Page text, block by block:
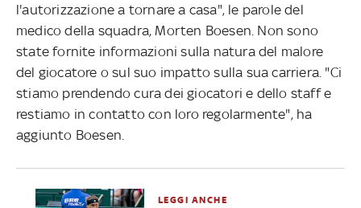
l'autorizzazione a tornare a casa", le parole del
medico della squadra, Morten Boesen. Non sono
state fornite informazioni sulla natura del malore
del giocatore o sul suo impatto sulla sua carriera. "Ci
stiamo prendendo cura dei giocatori e dello staff e
restiamo in contatto con loro regolarmente", ha
aggiunto Boesen.
LEGGI ANCHE